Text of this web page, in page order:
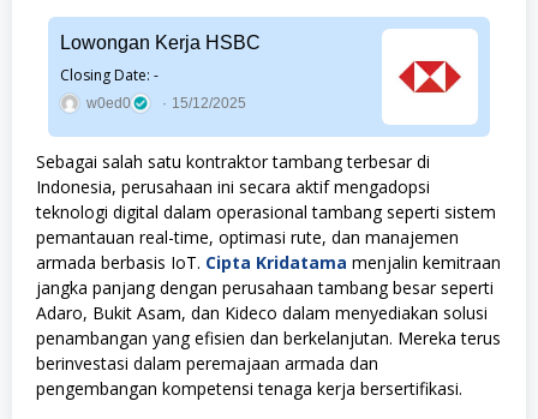
Lowongan Kerja HSBC
Closing Date: -
w0ed0 15/12/2025
Sebagai salah satu kontraktor tambang terbesar di
Indonesia, perusahaan ini secara aktif mengadopsi
teknologi digital dalam operasional tambang seperti sistem
pemantauan real-time, optimasi rute, dan manajemen
armada berbasis IoT. Cipta Kridatama menjalin kemitraan
jangka panjang dengan perusahaan tambang besar seperti
Adaro, Bukit Asam, dan Kideco dalam menyediakan solusi
penambangan yang efisien dan berkelanjutan. Mereka terus
berinvestasi dalam peremajaan armada dan
pengembangan kompetensi tenaga kerja bersertifikasi.